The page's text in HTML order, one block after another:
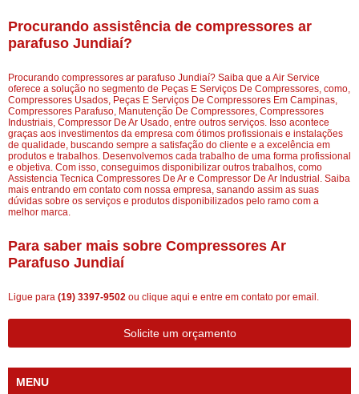
Procurando assistência de compressores ar
parafuso Jundiaí?
Procurando compressores ar parafuso Jundiaí? Saiba que a Air Service
oferece a solução no segmento de Peças E Serviços De Compressores, como,
Compressores Usados, Peças E Serviços De Compressores Em Campinas,
Compressores Parafuso, Manutenção De Compressores, Compressores
Industriais, Compressor De Ar Usado, entre outros serviços. Isso acontece
graças aos investimentos da empresa com ótimos profissionais e instalações
de qualidade, buscando sempre a satisfação do cliente e a excelência em
produtos e trabalhos. Desenvolvemos cada trabalho de uma forma profissional
e objetiva. Com isso, conseguimos disponibilizar outros trabalhos, como
Assistencia Tecnica Compressores De Ar e Compressor De Ar Industrial. Saiba
mais entrando em contato com nossa empresa, sanando assim as suas
dúvidas sobre os serviços e produtos disponibilizados pelo ramo com a
melhor marca.
Para saber mais sobre Compressores Ar
Parafuso Jundiaí
Ligue para (19) 3397-9502 ou clique aqui e entre em contato por email.
Solicite um orçamento
MENU